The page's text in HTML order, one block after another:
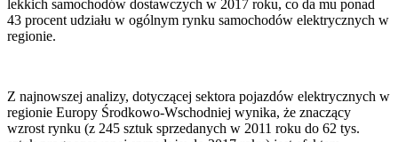
lekkich samochodów dostawczych w 2017 roku, co da mu ponad
43 procent udziału w ogólnym rynku samochodów elektrycznych w
regionie.
Z najnowszej analizy, dotyczącej sektora pojazdów elektrycznych w
regionie Europy Środkowo-Wschodniej wynika, że znaczący
wzrost rynku (z 245 sztuk sprzedanych w 2011 roku do 62 tys.